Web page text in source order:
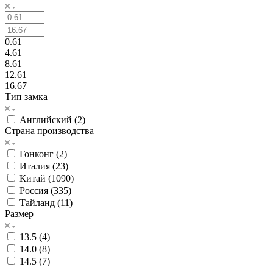
0.61
4.61
8.61
12.61
16.67
Тип замка
Английский (2)
Страна производства
Гонконг (2)
Италия (23)
Китай (1090)
Россия (335)
Тайланд (11)
Размер
13.5 (4)
14.0 (8)
14.5 (7)